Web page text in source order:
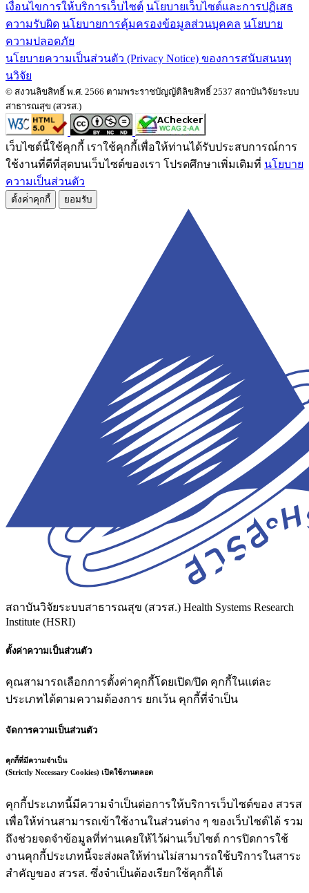
เงื่อนไขการให้บริการเว็บไซต์ นโยบายเว็บไซต์และการปฏิเสธ
ความรับผิด นโยบายการคุ้มครองข้อมูลส่วนบุคคล นโยบาย
ความปลอดภัย
นโยบายความเป็นส่วนตัว (Privacy Notice) ของการสนับสนนทุ
นวิจัย
© สงวนลิขสิทธิ์ พ.ศ. 2566 ตามพระราชบัญญัติลิขสิทธิ์ 2537 สถาบันวิจัยระบบ
สาธารณสุข (สวรส.)
เว็บไซต์นี้ใช้คุกกี้ เราใช้คุกกี้เพื่อให้ท่านได้รับประสบการณ์การ
ใช้งานที่ดีที่สุดบนเว็บไซต์ของเรา โปรดศึกษาเพิ่มเติมที่ นโยบาย
ความเป็นส่วนตัว
ตั้งค่่าคุกกี้ ยอมรับ
สถาบันวิจัยระบบสาธารณสุข (สวรส.) Health Systems Research
Institute (HSRI)
ตั้งค่าความเป็นส่วนตัว
คุณสามารถเลือกการตั้งค่าคุกกี้โดยเปิด/ปิด คุกกี้ในแต่ละ
ประเภทได้ตามความต้องการ ยกเว้น คุกกี้ที่จำเป็น
จัดการความเป็นส่วนตัว
คุกกี้ที่มีความจำเป็น
(Strictly Necessary Cookies) เปิดใช้งานตลอด
คุกกี้ประเภทนี้มีความจำเป็นต่อการให้บริการเว็บไซต์ของ สวรส
เพื่อให้ท่านสามารถเข้าใช้งานในส่วนต่าง ๆ ของเว็บไซต์ได้ รวม
ถึงช่วยจดจำข้อมูลที่ท่านเคยให้ไว้ผ่านเว็บไซต์ การปิดการใช้
งานคุกกี้ประเภทนี้จะส่งผลให้ท่านไม่สามารถใช้บริการในสาระ
สำคัญของ สวรส. ซึ่งจำเป็นต้องเรียกใช้คุกกี้ได้